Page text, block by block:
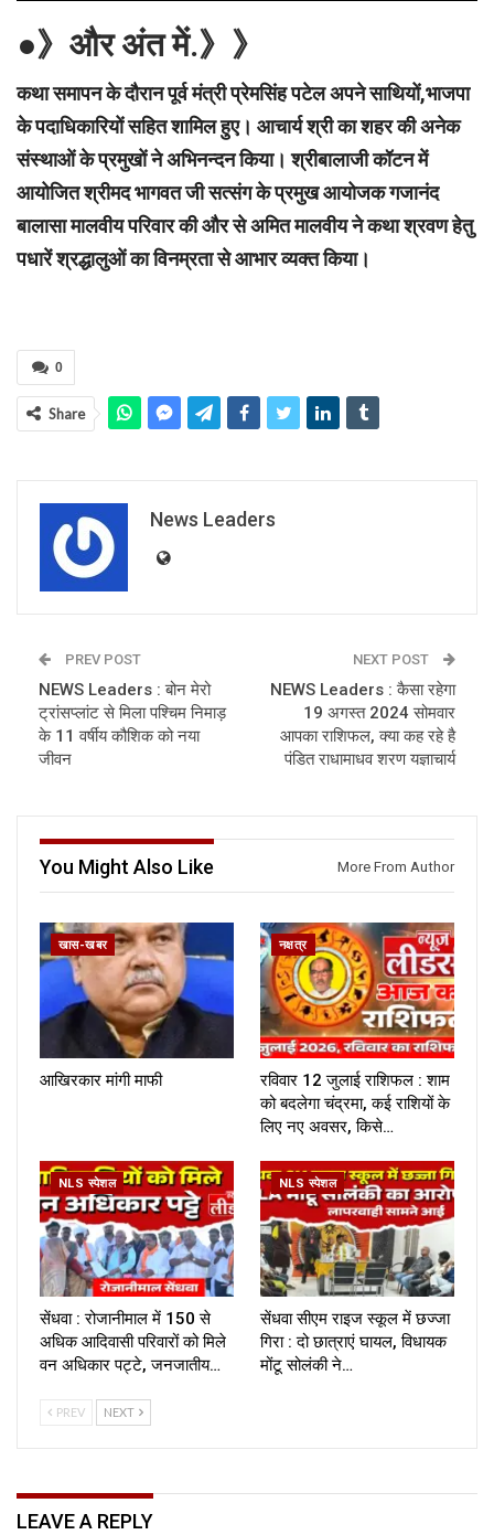
●》और अंत में.》》
कथा समापन के दौरान पूर्व मंत्री प्रेमसिंह पटेल अपने साथियों,भाजपा
के पदाधिकारियों सहित शामिल हुए। आचार्य श्री का शहर की अनेक
संस्थाओं के प्रमुखों ने अभिनन्दन किया। श्रीबालाजी कॉटन में
आयोजित श्रीमद भागवत जी सत्संग के प्रमुख आयोजक गजानंद
बालासा मालवीय परिवार की और से अमित मालवीय ने कथा श्रवण हेतु
पधारें श्रद्धालुओं का विनम्रता से आभार व्यक्त किया।
0
Share
News Leaders
PREV POST
NEWS Leaders : बोन मेरो
ट्रांसप्लांट से मिला पश्चिम निमाड़
के 11 वर्षीय कौशिक को नया
जीवन
NEXT POST
NEWS Leaders : कैसा रहेगा
19 अगस्त 2024 सोमवार
आपका राशिफल, क्या कह रहे है
पंडित राधामाधव शरण यज्ञाचार्य
You Might Also Like More From Author
खास-खबर
आखिरकार मांगी माफी
नक्षत्र
रविवार 12 जुलाई राशिफल : शाम
को बदलेगा चंद्रमा, कई राशियों के
लिए नए अवसर, किसे…
NLS स्पेशल
सेंधवा : रोजानीमाल में 150 से
अधिक आदिवासी परिवारों को मिले
वन अधिकार पट्टे, जनजातीय…
NLS स्पेशल
सेंधवा सीएम राइज स्कूल में छज्जा
गिरा : दो छात्राएं घायल, विधायक
मोंटू सोलंकी ने…
PREV NEXT
LEAVE A REPLY